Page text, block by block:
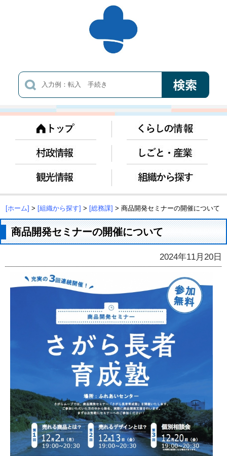
[ホーム] > [組織から探す] > [総務課] > 商品開発セミナーの開催について
商品開発セミナーの開催について
2024年11月20日